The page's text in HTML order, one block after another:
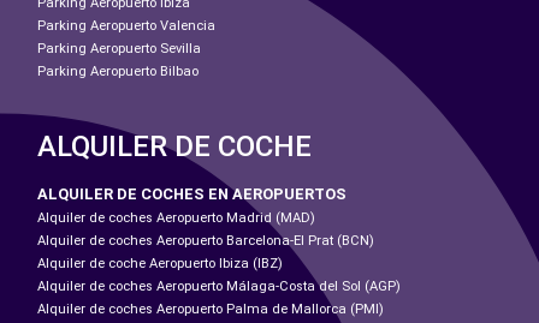
Parking Aeropuerto Ibiza
Parking Aeropuerto Valencia
Parking Aeropuerto Sevilla
Parking Aeropuerto Bilbao
ALQUILER DE COCHE
ALQUILER DE COCHES EN AEROPUERTOS
Alquiler de coches Aeropuerto Madrid (MAD)
Alquiler de coches Aeropuerto Barcelona-El Prat (BCN)
Alquiler de coche Aeropuerto Ibiza (IBZ)
Alquiler de coches Aeropuerto Málaga-Costa del Sol (AGP)
Alquiler de coches Aeropuerto Palma de Mallorca (PMI)